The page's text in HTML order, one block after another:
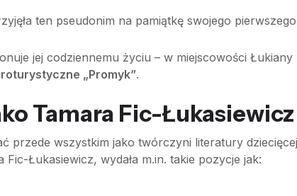
ten pseudonim na pamiątkę swojego
jej codziennemu życiu – w miejscowości Łukiany
„Promyk”.
Tamara Fic-Łukasiewicz
przede wszystkim jako twórczyni literatury
Łukasiewicz, wydała m.in. takie pozycje jak: